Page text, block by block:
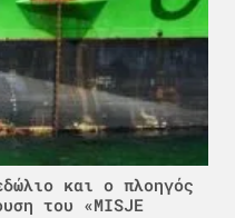
και ο πλοηγός
του «MISJE